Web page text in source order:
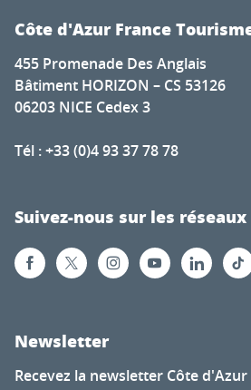
Côte d'Azur France
455 Promenade Des Anglais
Bâtiment HORIZON – CS 53126
06203 NICE Cedex 3
Tél : +33 (0)4 93 37 78 78
Suivez-nous sur les
Newsletter
Recevez la newsletter Côte